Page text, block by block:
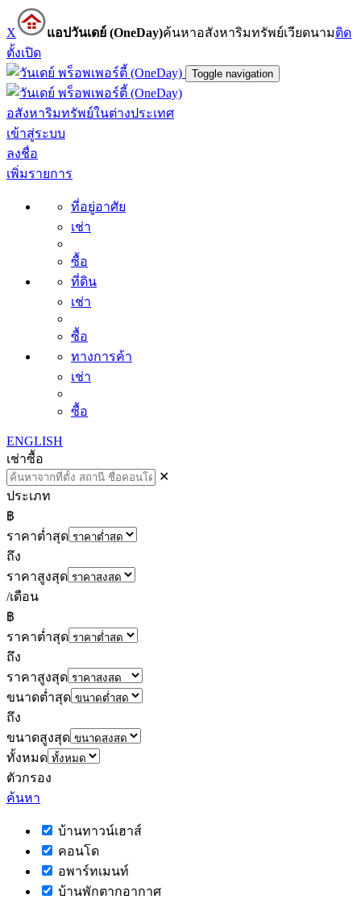
X แอปวันเดย์ (OneDay)ค้นหาอสังหาริมทรัพย์เวียดนามติด
ตั้งเปิด
Toggle navigation
อสังหาริมทรัพย์ในต่างประเทศ
เข้าสู่ระบบ
ลงชื่อ
เพิ่มรายการ
ที่อยู่อาศัย
เช่า
ซื้อ
ที่ดิน
เช่า
ซื้อ
ทางการค้า
เช่า
ซื้อ
ENGLISH
เช่าซื้อ
✕
ประเภท
฿
ราคาต่ำสุด
ถึง
ราคาสูงสุด
/เดือน
฿
ราคาต่ำสุด
ถึง
ราคาสูงสุด
ขนาดต่ำสุด
ถึง
ขนาดสูงสุด
ทั้งหมด
ตัวกรอง
ค้นหา
บ้านทาวน์เฮาส์
คอนโด
อพาร์ทเมนท์
บ้านพักตากอากาศ